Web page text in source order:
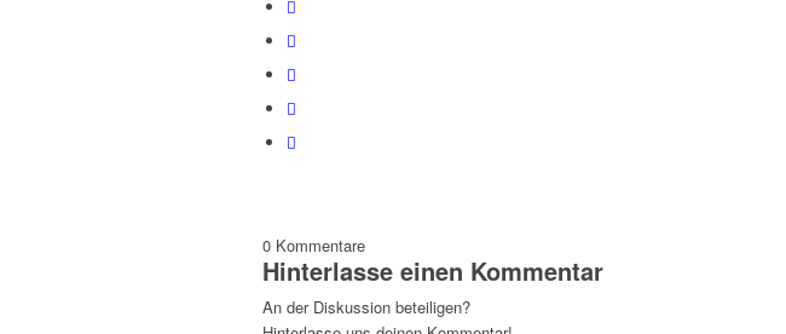
0 Kommentare
Hinterlasse einen Kommentar
An der Diskussion beteiligen?